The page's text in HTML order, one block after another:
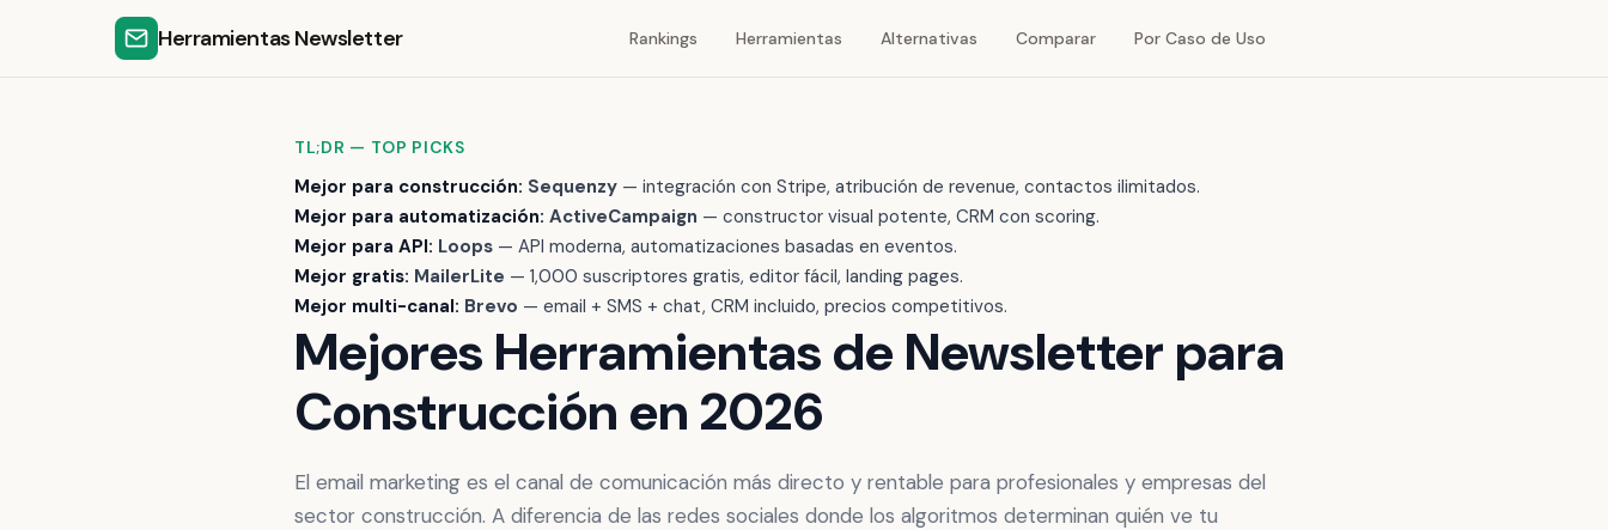
Herramientas Newsletter Rankings Herramientas Alternativas Comparar Por Caso de Uso
TL;DR — TOP PICKS
Mejor para construcción: Sequenzy — integración con Stripe, atribución de revenue, contactos ilimitados.
Mejor para automatización: ActiveCampaign — constructor visual potente, CRM con scoring.
Mejor para API: Loops — API moderna, automatizaciones basadas en eventos.
Mejor gratis: MailerLite — 1,000 suscriptores gratis, editor fácil, landing pages.
Mejor multi-canal: Brevo — email + SMS + chat, CRM incluido, precios competitivos.
Mejores Herramientas de Newsletter para
Construcción en 2026
El email marketing es el canal de comunicación más directo y rentable para profesionales y empresas del
sector construcción. A diferencia de las redes sociales donde los algoritmos determinan quién ve tu